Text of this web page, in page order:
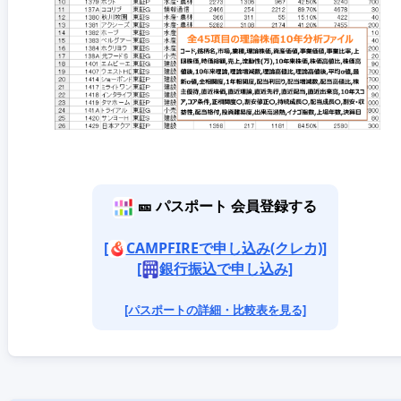
🎫 パスポート 会員登録する
[
CAMPFIREで申し込み(クレカ)]
[
銀行振込で申し込み]
[パスポートの詳細・比較表を見る]